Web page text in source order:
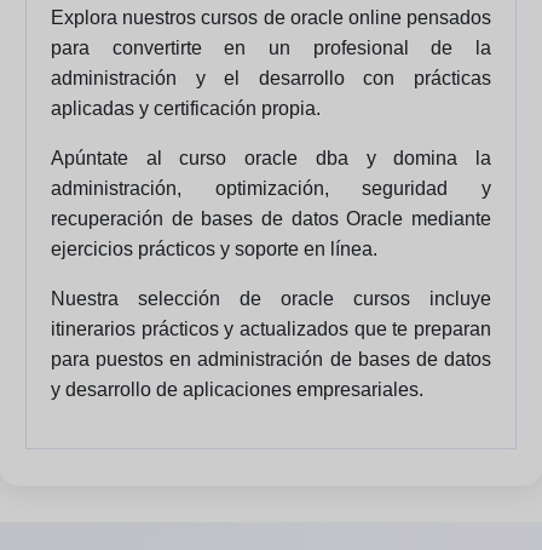
Explora nuestros cursos de oracle online pensados
para convertirte en un profesional de la
administración y el desarrollo con prácticas
aplicadas y certificación propia.
Apúntate al curso oracle dba y domina la
administración, optimización, seguridad y
recuperación de bases de datos Oracle mediante
ejercicios prácticos y soporte en línea.
Nuestra selección de oracle cursos incluye
itinerarios prácticos y actualizados que te preparan
para puestos en administración de bases de datos
y desarrollo de aplicaciones empresariales.